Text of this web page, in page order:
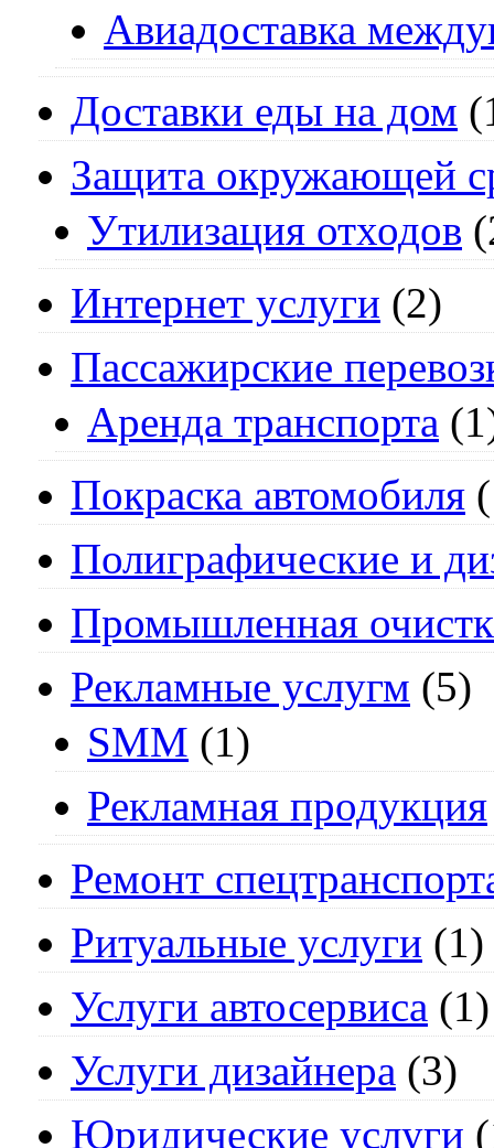
Авиадоставка
Доставки еды на дом
Защита окружающей
Утилизация отходов
Интернет услуги (2)
Пассажирские
Аренда транспорта
Покраска автомобиля
Полиграфические и
Промышленная
Рекламные услугм (5)
SMM (1)
Рекламная продукция
Ремонт
Ритуальные услуги (1)
Услуги автосервиса (1)
Услуги дизайнера (3)
Юридические услуги